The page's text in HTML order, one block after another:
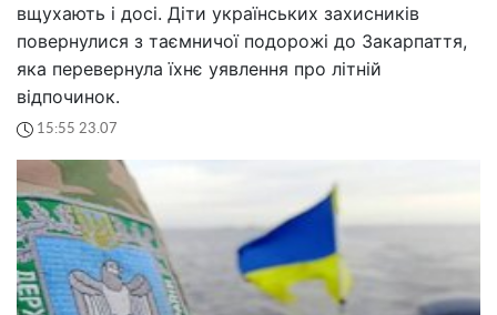
вщухають і досі. Діти українських захисників
повернулися з таємничої подорожі до Закарпаття,
яка перевернула їхнє уявлення про літній
відпочинок.
15:55 23.07